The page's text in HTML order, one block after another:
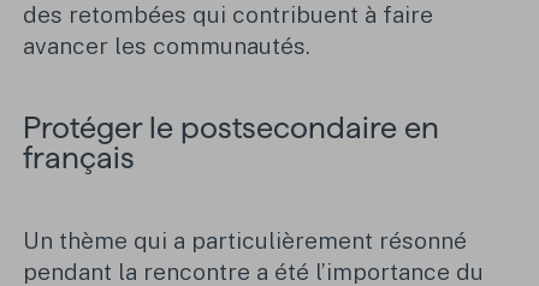
des retombées qui contribuent à faire
avancer les communautés.
Protéger le postsecondaire en
français
Un thème qui a particulièrement résonné
pendant la rencontre a été l’importance du